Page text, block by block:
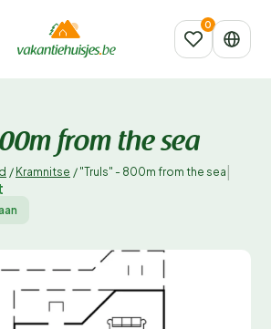
from the sea
/ Kramnitse / "Truls" - 800m from the sea